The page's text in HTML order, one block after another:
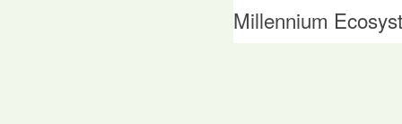
Millennium